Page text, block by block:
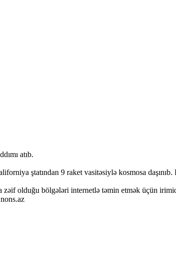
atıb.
ştatından 9 raket vasitəsiylə kosmosa
olduğu bölgələri internetlə təmin etmək üçün